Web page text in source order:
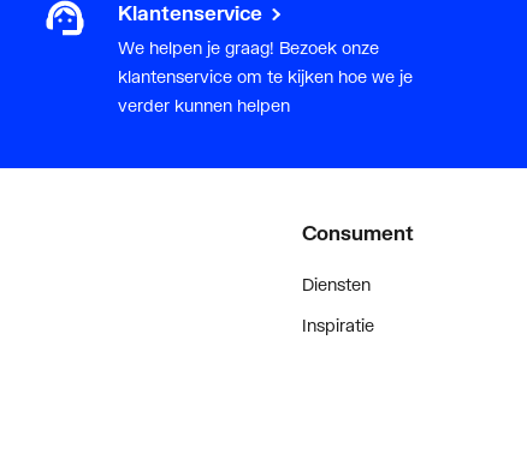
Klantenservice
We helpen je graag! Bezoek onze
klantenservice om te kijken hoe we je
verder kunnen helpen
Consument
Diensten
Inspiratie